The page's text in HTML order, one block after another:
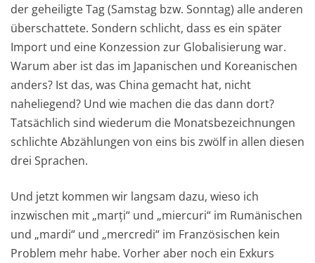
der geheiligte Tag (Samstag bzw. Sonntag) alle anderen
überschattete. Sondern schlicht, dass es ein später
Import und eine Konzession zur Globalisierung war.
Warum aber ist das im Japanischen und Koreanischen
anders? Ist das, was China gemacht hat, nicht
naheliegend? Und wie machen die das dann dort?
Tatsächlich sind wiederum die Monatsbezeichnungen
schlichte Abzählungen von eins bis zwölf in allen diesen
drei Sprachen.
Und jetzt kommen wir langsam dazu, wieso ich
inzwischen mit „marți“ und „miercuri“ im Rumänischen
und „mardi“ und „mercredi“ im Französischen kein
Problem mehr habe. Vorher aber noch ein Exkurs